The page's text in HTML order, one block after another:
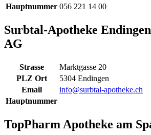
Hauptnummer 056 221 14 00
Surbtal-Apotheke
AG
Strasse
Marktgasse 20
PLZ Ort
5304 Endingen
Email
info@surbtal-apotheke.ch
Hauptnummer
TopPharm Apotheke am